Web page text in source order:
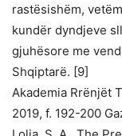
rastësishëm,
kundër dyndjeve
gjuhësore me
Shqiptarë. [9]
Akademia Rrënjët
2019, f. 192-200